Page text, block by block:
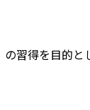
習得を目的